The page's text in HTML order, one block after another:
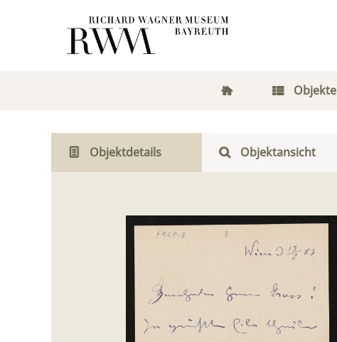
Objekte
Objektdetails Objektansicht